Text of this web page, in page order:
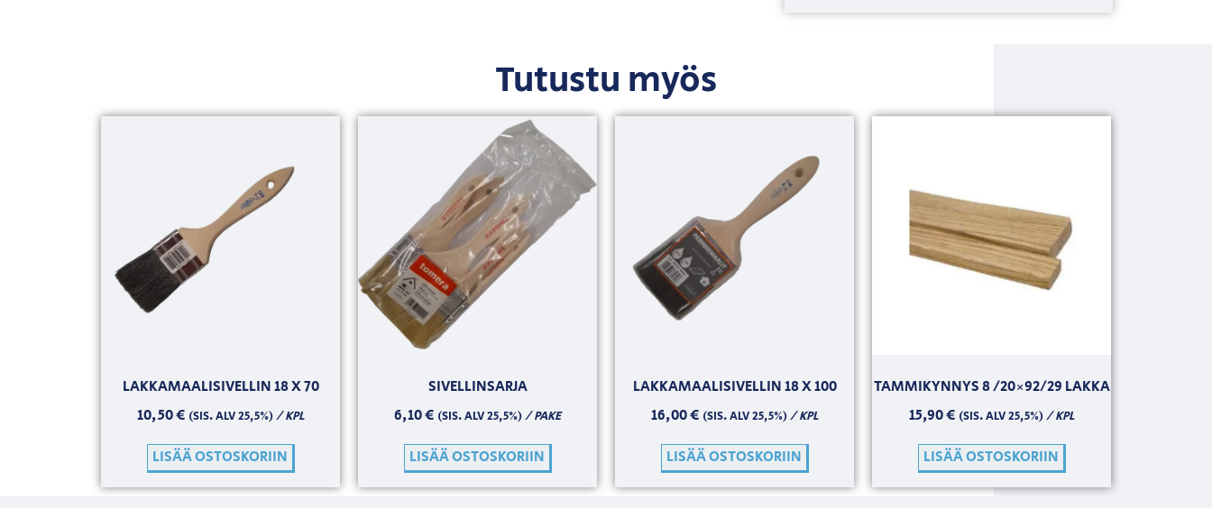
Tutustu myös
LAKKAMAALISIVELLIN 18 X 70
10,50€ (SIS. ALV 25,5%)/ KPL
LISÄÄ OSTOSKORIIN
SIVELLINSARJA
6,10€ (SIS. ALV 25,5%)/ PAKE
LISÄÄ OSTOSKORIIN
LAKKAMAALISIVELLIN 18 X 100
16,00€ (SIS. ALV 25,5%)/ KPL
LISÄÄ OSTOSKORIIN
TAMMIKYNNYS 8 /20×92/29 LAKKA
15,90€ (SIS. ALV 25,5%)/ KPL
LISÄÄ OSTOSKORIIN